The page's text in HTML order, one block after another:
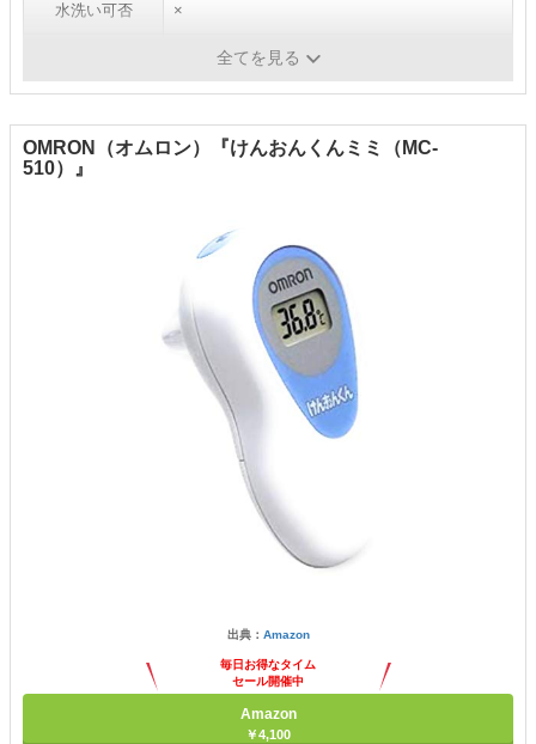
水洗い可否 ×
全てを見る
OMRON（オムロン）『けんおんくんミミ（MC-
510）』
出典： Amazon
毎日お得なタイム
セール開催中
Amazon
￥4,100